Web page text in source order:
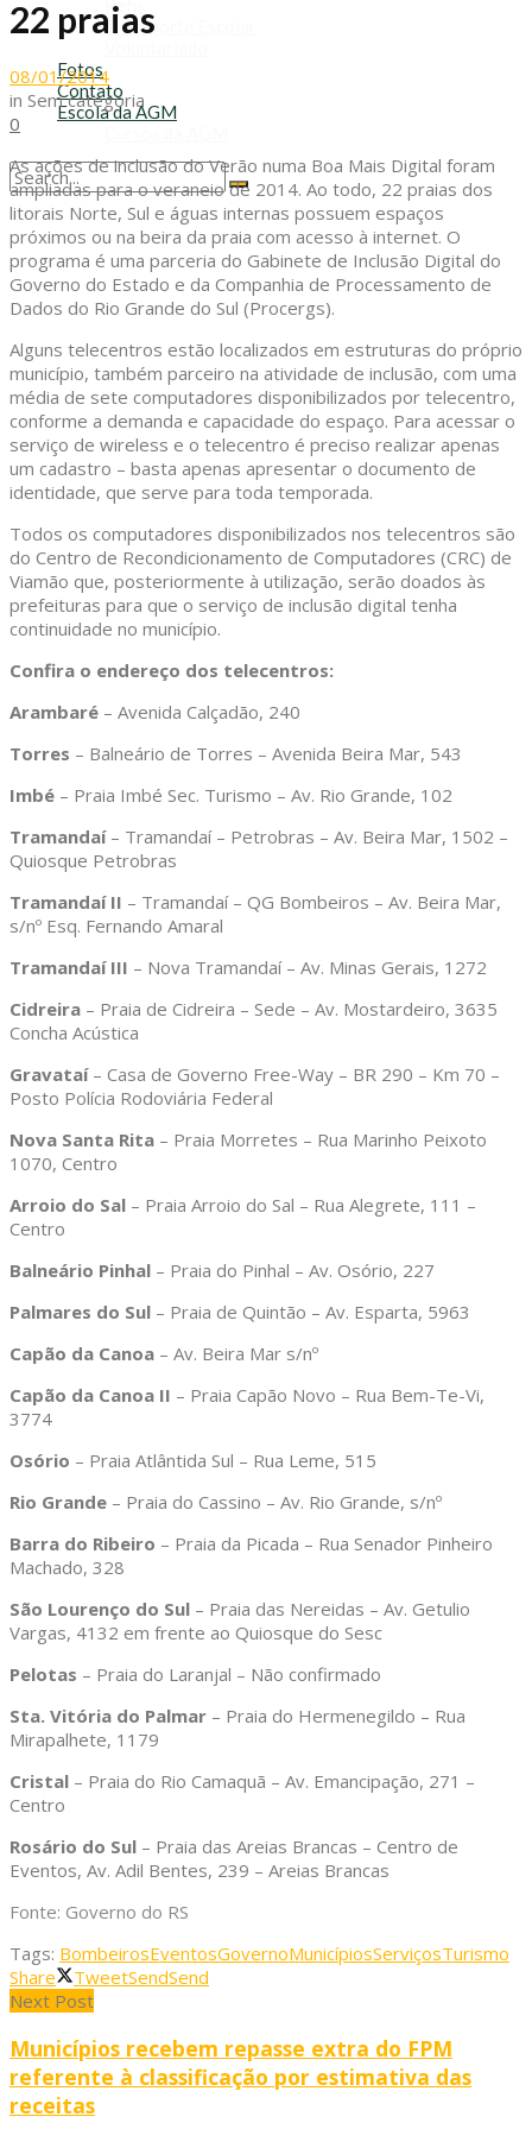
Refis
Transporte Escolar
Fotos
Contato
Escola da AGM
No Result
View All Result
22 praias
08/01/2014
in Sem categoria
0
As ações de inclusão do Verão numa Boa Mais Digital foram
ampliadas para o veraneio de 2014. Ao todo, 22 praias dos
litorais Norte, Sul e águas internas possuem espaços
próximos ou na beira da praia com acesso à internet. O
programa é uma parceria do Gabinete de Inclusão Digital do
Governo do Estado e da Companhia de Processamento de
Dados do Rio Grande do Sul (Procergs).
Alguns telecentros estão localizados em estruturas do próprio
município, também parceiro na atividade de inclusão, com uma
média de sete computadores disponibilizados por telecentro,
conforme a demanda e capacidade do espaço. Para acessar o
serviço de wireless e o telecentro é preciso realizar apenas
um cadastro – basta apenas apresentar o documento de
identidade, que serve para toda temporada.
Todos os computadores disponibilizados nos telecentros são
do Centro de Recondicionamento de Computadores (CRC) de
Viamão que, posteriormente à utilização, serão doados às
prefeituras para que o serviço de inclusão digital tenha
continuidade no município.
Confira o endereço dos telecentros:
Arambaré – Avenida Calçadão, 240
Torres – Balneário de Torres – Avenida Beira Mar, 543
Imbé – Praia Imbé Sec. Turismo – Av. Rio Grande, 102
Tramandaí– Tramandaí – Petrobras – Av. Beira Mar, 1502 –
Quiosque Petrobras
Tramandaí II – Tramandaí – QG Bombeiros – Av. Beira Mar,
s/nº Esq. Fernando Amaral
Tramandaí III – Nova Tramandaí – Av. Minas Gerais, 1272
Cidreira – Praia de Cidreira – Sede – Av. Mostardeiro, 3635
Concha Acústica
Gravataí– Casa de Governo Free-Way – BR 290 – Km 70 –
Posto Polícia Rodoviária Federal
Nova Santa Rita – Praia Morretes – Rua Marinho Peixoto
1070, Centro
Arroio do Sal – Praia Arroio do Sal – Rua Alegrete, 111 –
Centro
Balneário Pinhal – Praia do Pinhal – Av. Osório, 227
Palmares do Sul – Praia de Quintão – Av. Esparta, 5963
Capão da Canoa – Av. Beira Mar s/nº
Capão da Canoa II – Praia Capão Novo – Rua Bem-Te-Vi,
3774
Osório – Praia Atlântida Sul – Rua Leme, 515
Rio Grande – Praia do Cassino – Av. Rio Grande, s/nº
Barra do Ribeiro – Praia da Picada – Rua Senador Pinheiro
Machado, 328
São Lourenço do Sul – Praia das Nereidas – Av. Getulio
Vargas, 4132 em frente ao Quiosque do Sesc
Pelotas – Praia do Laranjal – Não confirmado
Sta. Vitória do Palmar – Praia do Hermenegildo – Rua
Mirapalhete, 1179
Cristal – Praia do Rio Camaquã – Av. Emancipação, 271 –
Centro
Rosário do Sul – Praia das Areias Brancas – Centro de
Eventos, Av. Adil Bentes, 239 – Areias Brancas
Fonte: Governo do RS
Tags: BombeirosEventosGovernoMunicípiosServiçosTurismo
Share
TweetSendSend
Next Post
Municípios recebem repasse extra do FPM
referente à classificação por estimativa das
receitas